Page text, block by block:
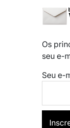
Os
seu e-
Seu e-